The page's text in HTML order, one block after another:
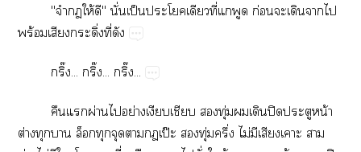
"​​ให้​"​ั่​ป็​​​ี่​​​ก่​​​​​
ร้​​ิ่​ี่​
ิ๊...​ิ๊...​ิ๊...
​​ผ่​​ย่​​​​ุ่​​​ปิ​​น้​
ต่​​​​​​​ป๊​​ุ่​ึ่​ไม่​​​​​